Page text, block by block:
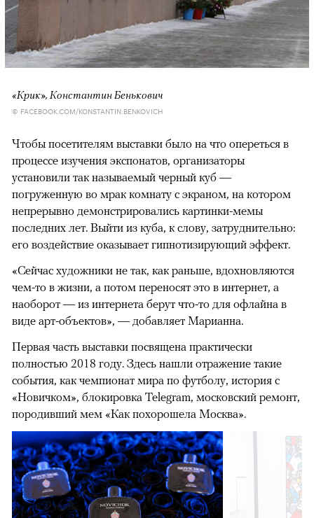
«Крик», Константин Бенькович
© FACEBOOK.COM/KONSTANTIN.BENKOVICH
Чтобы посетителям выставки было на что опереться в
процессе изучения экспонатов, организаторы
установили так называемый черный куб —
погруженную во мрак комнату с экраном, на котором
непрерывно демонстрировались картинки-мемы
последних лет. Выйти из куба, к слову, затруднительно:
его воздействие оказывает гипнотизирующий эффект.
«Сейчас художники не так, как раньше, вдохновляются
чем-то в жизни, а потом переносят это в интернет, а
наоборот — из интернета берут что-то для офлайна в
виде арт-объектов», — добавляет Марианна.
Первая часть выставки посвящена практически
полностью 2018 году. Здесь нашли отражение такие
события, как чемпионат мира по футболу, история с
«Новичком», блокировка Telegram, московский ремонт,
породивший мем «Как похорошела Москва».